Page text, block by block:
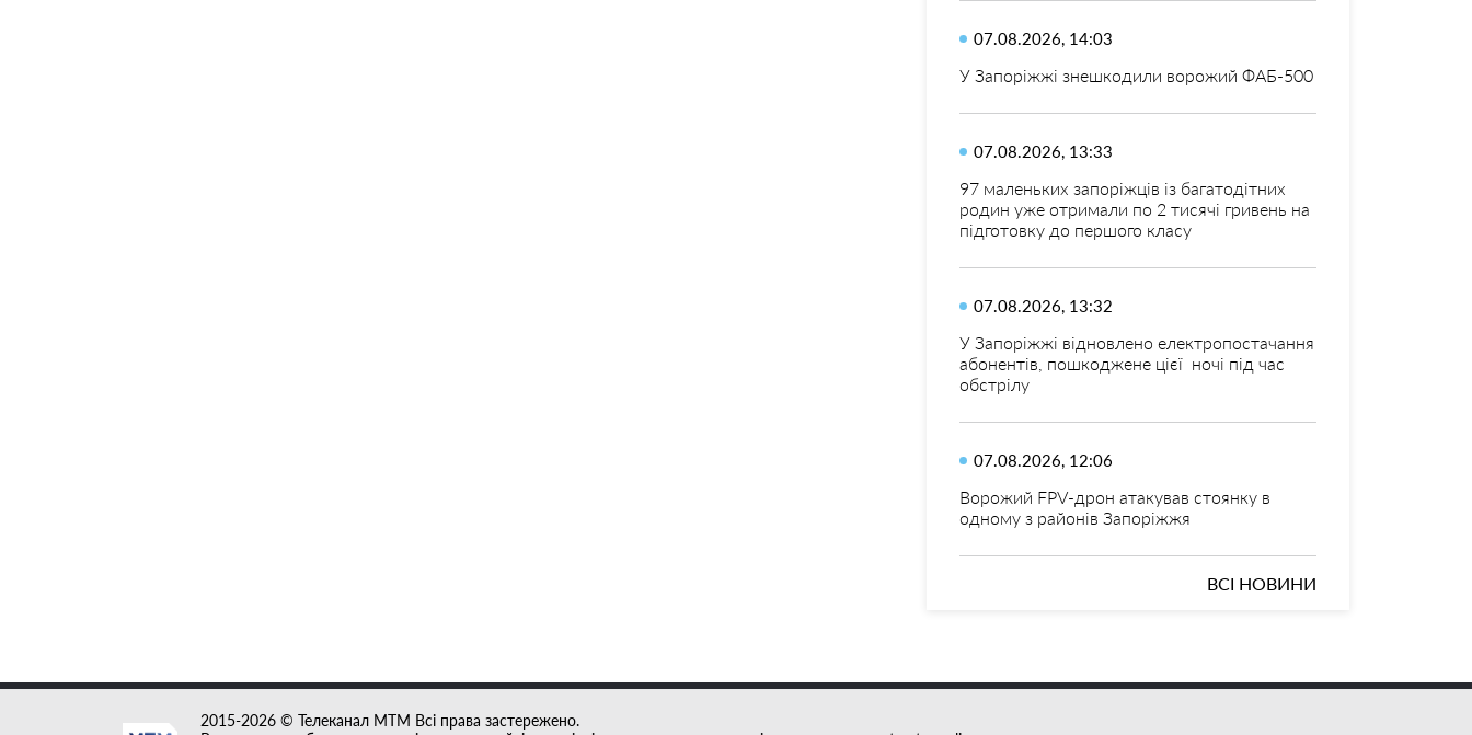
07.08.2026, 14:03
У Запоріжжі знешкодили ворожий ФАБ-500
07.08.2026, 13:33
97 маленьких запоріжців із багатодітних
родин уже отримали по 2 тисячі гривень на
підготовку до першого класу
07.08.2026, 13:32
У Запоріжжі відновлено електропостачання
абонентів, пошкоджене цієї ночі під час
обстрілу
07.08.2026, 12:06
Ворожий FPV-дрон атакував стоянку в
одному з районів Запоріжжя
ВСІ НОВИНИ
2015-2026 © Телеканал MTM Всі права застережено.